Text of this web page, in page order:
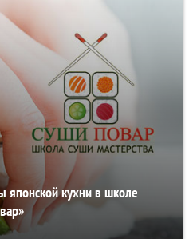
японской кухни в школе